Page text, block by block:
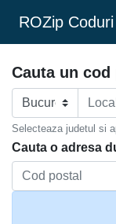
ROZip
Cauta un
Selecteaza judetul si
Cauta o adresa